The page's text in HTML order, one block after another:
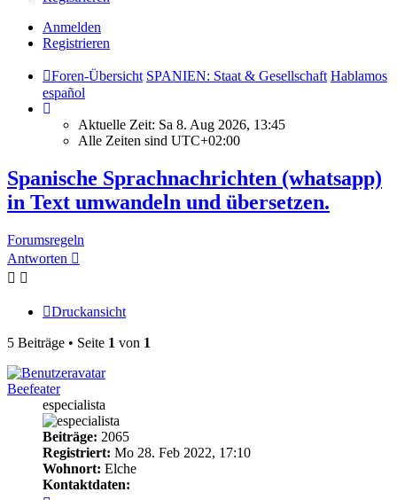
Anmelden
Registrieren
Foren-Übersicht SPANIEN: Staat & Gesellschaft Hablamos
español
Aktuelle Zeit: Sa 8. Aug 2026, 13:45
Alle Zeiten sind UTC+02:00
Spanische Sprachnachrichten (whatsapp)
in Text umwandeln und übersetzen.
Forumsregeln
Antworten
Druckansicht
5 Beiträge • Seite 1 von 1
Beefeater
especialista
Beiträge: 2065
Registriert: Mo 28. Feb 2022, 17:10
Wohnort: Elche
Kontaktdaten: